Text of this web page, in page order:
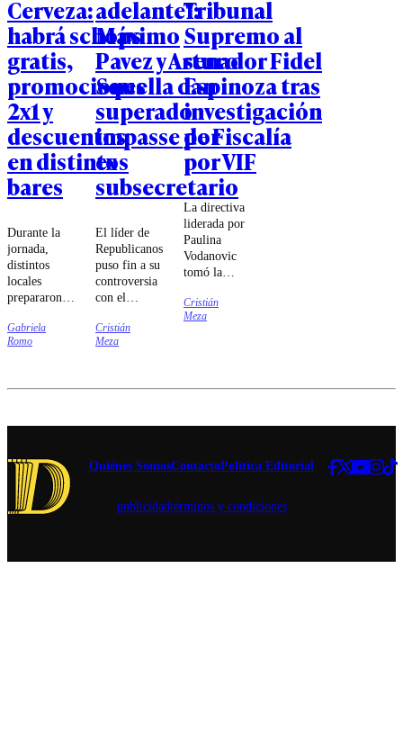
Cerveza:
habrá schops
gratis,
promociones
2x1 y
descuentos
en distintos
bares
Durante la
jornada,
distintos
locales
prepararon
sus clientes,
incluyendo
rebajas en
seleccionadas,
experiencias
para conocer
nuevos estilos
de cerveza.
Gabriela
Romo
adelante":
Máximo
Pavez y Arturo
Squella dan
superado
impasse por
ex
subsecretario
El líder de
Republicanos
puso fin a su
controversia
con el
de Interior.
Cristián
Meza
Tribunal
Supremo al
senador Fidel
Espinoza tras
investigación
de Fiscalía
por VIF
La directiva
liderada por
Paulina
Vodanovic
tomó la
que la Fiscalía
Regional de
que involucra
Cristián
Meza
Quiénes SomosContactoPolítica Editorial
publicidadtérminos y condiciones